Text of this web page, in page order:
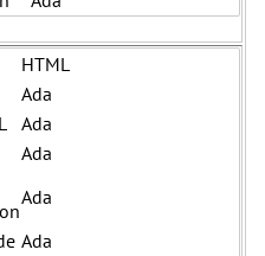
HTML
Ada
Ada
Ada
Ada
Ada